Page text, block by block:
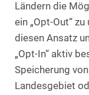
Ländern die
ein „Opt-Out“
diesen Ansatz
„Opt-In“ aktiv
Speicherung
Landesgebiet